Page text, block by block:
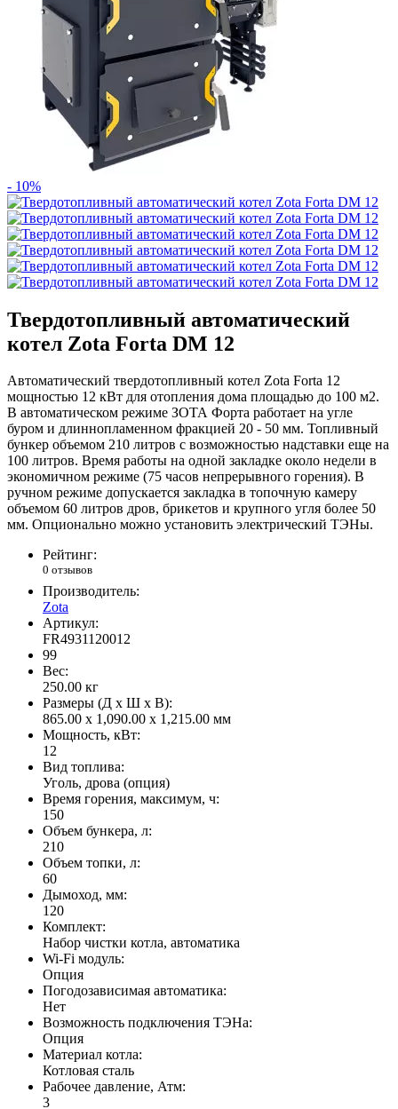
- 10%
Твердотопливный автоматический
котел Zota Forta DM 12
Автоматический твердотопливный котел Zota Forta 12
мощностью 12 кВт для отопления дома площадью до 100 м2.
В автоматическом режиме ЗОТА Форта работает на угле
буром и длиннопламенном фракцией 20 - 50 мм. Топливный
бункер объемом 210 литров с возможностью надставки еще на
100 литров. Время работы на одной закладке около недели в
экономичном режиме (75 часов непрерывного горения). В
ручном режиме допускается закладка в топочную камеру
объемом 60 литров дров, брикетов и крупного угля более 50
мм. Опционально можно установить электрический ТЭНы.
Рейтинг:
0 отзывов
Производитель:
Zota
Артикул:
FR4931120012
99
Вес:
250.00 кг
Размеры (Д x Ш x В):
865.00 x 1,090.00 x 1,215.00 мм
Мощность, кВт:
12
Вид топлива:
Уголь, дрова (опция)
Время горения, максимум, ч:
150
Объем бункера, л:
210
Объем топки, л:
60
Дымоход, мм:
120
Комплект:
Набор чистки котла, автоматика
Wi-Fi модуль:
Опция
Погодозависимая автоматика:
Нет
Возможность подключения ТЭНа:
Опция
Материал котла:
Котловая сталь
Рабочее давление, Атм:
3